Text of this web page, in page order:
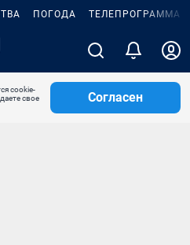
ПОГОДА ТЕЛЕПРОГРАММА
cookie-
свое
Согласен